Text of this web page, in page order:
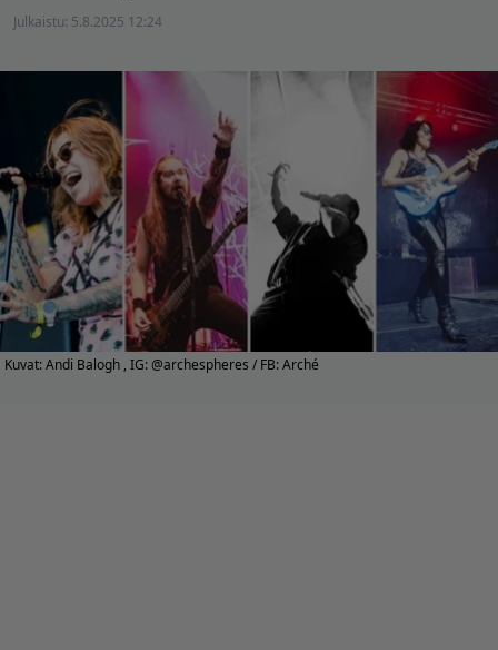
Julkaistu: 5.8.2025 12:24
Kuvat: Andi Balogh , IG: @archespheres / FB: Arché